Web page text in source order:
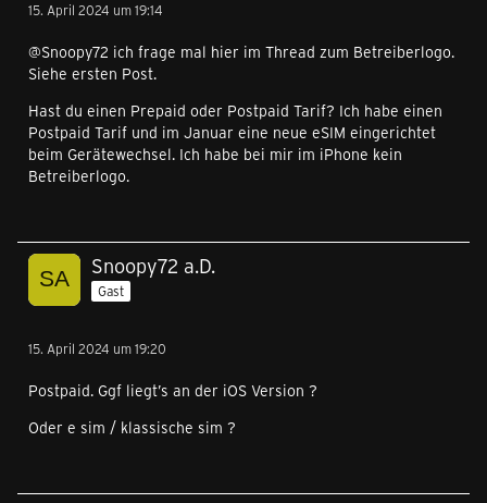
15. April 2024 um 19:14
@Snoopy72 ich frage mal hier im Thread zum Betreiberlogo.
Siehe ersten Post.
Hast du einen Prepaid oder Postpaid Tarif? Ich habe einen
Postpaid Tarif und im Januar eine neue eSIM eingerichtet
beim Gerätewechsel. Ich habe bei mir im iPhone kein
Betreiberlogo.
Snoopy72 a.D.
Gast
15. April 2024 um 19:20
Postpaid. Ggf liegt’s an der iOS Version ?
Oder e sim / klassische sim ?